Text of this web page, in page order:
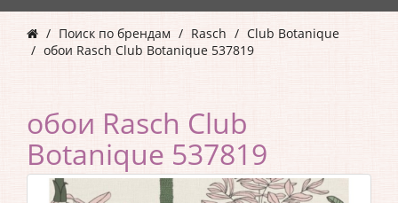
Поиск по брендам Rasch
Club Botanique
обои Rasch Club Botanique 537819
обои Rasch Club
Botanique 537819